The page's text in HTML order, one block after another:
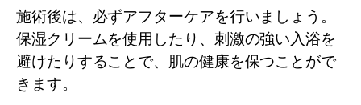
施術後は、必ずアフターケアを行いましょう。
保湿クリームを使用したり、刺激の強い入浴を
避けたりすることで、肌の健康を保つことがで
きます。